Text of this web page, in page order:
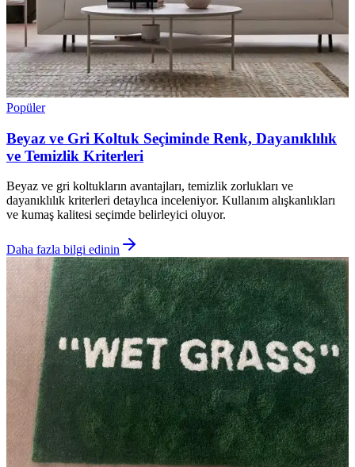
Popüler
Beyaz ve Gri Koltuk Seçiminde Renk, Dayanıklılık
ve Temizlik Kriterleri
Beyaz ve gri koltukların avantajları, temizlik zorlukları ve
dayanıklılık kriterleri detaylıca inceleniyor. Kullanım alışkanlıkları
ve kumaş kalitesi seçimde belirleyici oluyor.
Daha fazla bilgi edinin